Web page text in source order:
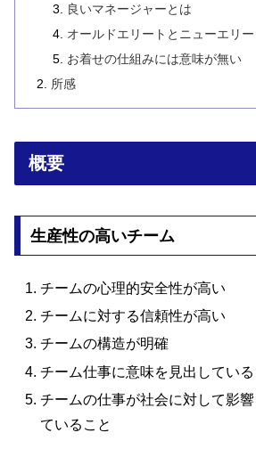
良いマネージャーとは
オールドエリートとニューエリー
お着せの仕組みには意味が無い
所感
概要
生産性の高いチーム
チームの心理的安全性が高い
チームに対する信頼性が高い
チームの構造が明確
チーム仕事に意味を見出している
チームの仕事が社会に対して影
ていること